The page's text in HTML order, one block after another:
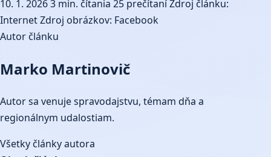
10. 1. 20263 min. čítania 25 prečítaníZdroj článku:
InternetZdroj obrázkov: Facebook
Autor článku
Marko Martinovič
Autor sa venuje spravodajstvu, témam dňa a
regionálnym udalostiam.
Všetky články autora